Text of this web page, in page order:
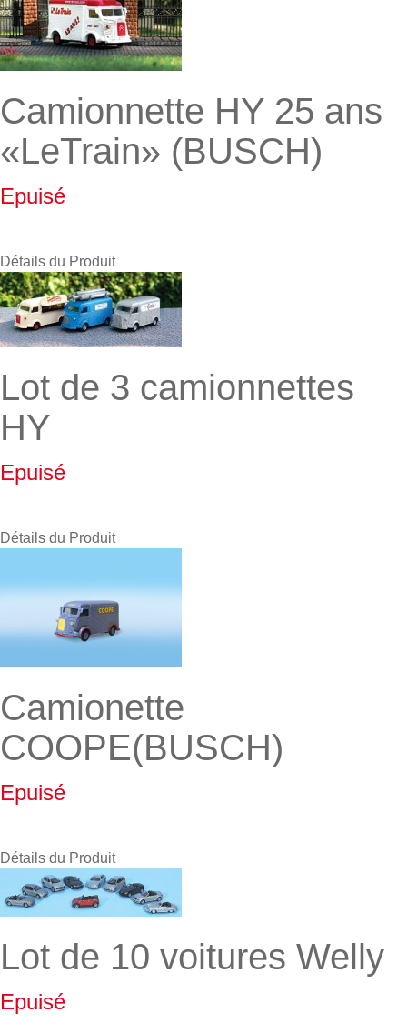
Camionnette HY 25 ans
«LeTrain» (BUSCH)
Epuisé
Détails du Produit
Lot de 3 camionnettes
HY
Epuisé
Détails du Produit
Camionette
COOPE(BUSCH)
Epuisé
Détails du Produit
Lot de 10 voitures Welly
Epuisé